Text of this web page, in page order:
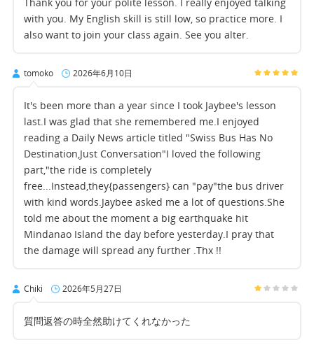
with you. My English skill is still low, so practice more. I
also want to join your class again. See you alter.
tomoko 2026年6月10日
It's been more than a year since I took Jaybee's lesson
last.I was glad that she remembered me.I enjoyed
reading a Daily News article titled "Swiss Bus Has No
Destination,Just Conversation"I loved the following
part,"the ride is completely
free...Instead,they{passengers} can "pay"the bus driver
with kind words.Jaybee asked me a lot of questions.She
told me about the moment a big earthquake hit
Mindanao Island the day before yesterday.I pray that
the damage will spread any further .Thx !!
Chiki 2026年5月27日
質問返答の時全然助けてくれなかった